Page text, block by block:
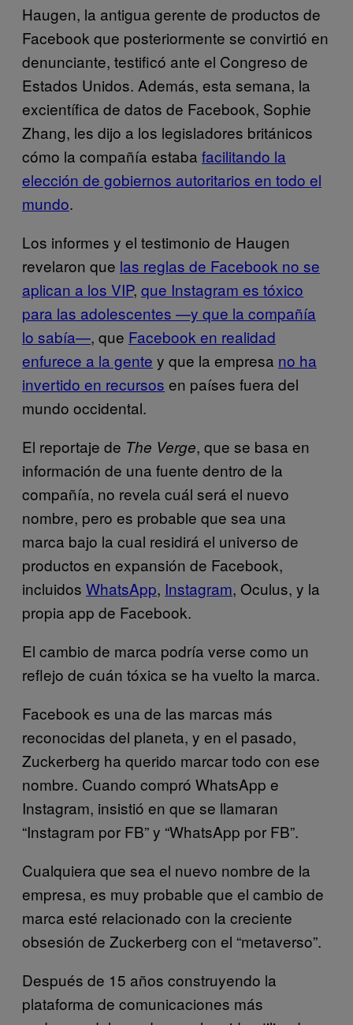
Haugen, la antigua gerente de productos de
Facebook que posteriormente se convirtió en
denunciante, testificó ante el Congreso de
Estados Unidos. Además, esta semana, la
excientífica de datos de Facebook, Sophie
Zhang, les dijo a los legisladores británicos
cómo la compañía estaba facilitando la
elección de gobiernos autoritarios en todo el
mundo.
Los informes y el testimonio de Haugen
revelaron que las reglas de Facebook no se
aplican a los VIP, que Instagram es tóxico
para las adolescentes —y que la compañía
lo sabía—, que Facebook en realidad
enfurece a la gente y que la empresa no ha
invertido en recursos en países fuera del
mundo occidental.
El reportaje de The Verge, que se basa en
información de una fuente dentro de la
compañía, no revela cuál será el nuevo
nombre, pero es probable que sea una
marca bajo la cual residirá el universo de
productos en expansión de Facebook,
incluidos WhatsApp, Instagram, Oculus, y la
propia app de Facebook.
El cambio de marca podría verse como un
reflejo de cuán tóxica se ha vuelto la marca.
Facebook es una de las marcas más
reconocidas del planeta, y en el pasado,
Zuckerberg ha querido marcar todo con ese
nombre. Cuando compró WhatsApp e
Instagram, insistió en que se llamaran
“Instagram por FB” y “WhatsApp por FB”.
Cualquiera que sea el nuevo nombre de la
empresa, es muy probable que el cambio de
marca esté relacionado con la creciente
obsesión de Zuckerberg con el “metaverso”.
Después de 15 años construyendo la
plataforma de comunicaciones más